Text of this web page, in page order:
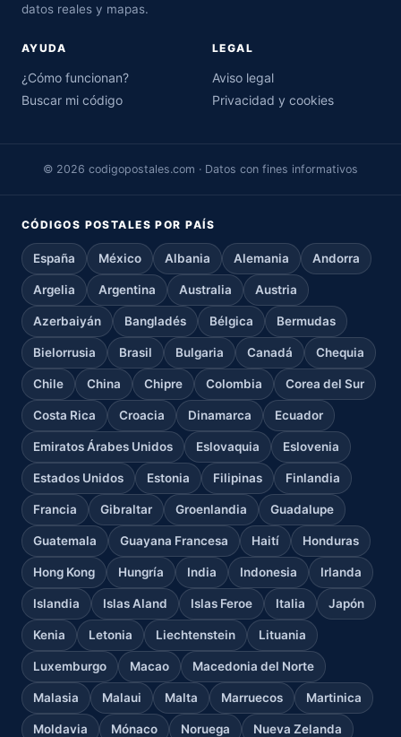
datos reales y mapas.
AYUDA
¿Cómo funcionan?
Buscar mi código
LEGAL
Aviso legal
Privacidad y cookies
© 2026 codigopostales.com · Datos con fines informativos
CÓDIGOS POSTALES POR PAÍS
España México Albania Alemania Andorra
Argelia Argentina Australia Austria
Azerbaiyán Bangladés Bélgica Bermudas
Bielorrusia Brasil Bulgaria Canadá Chequia
Chile China Chipre Colombia Corea del Sur
Costa Rica Croacia Dinamarca Ecuador
Emiratos Árabes Unidos Eslovaquia Eslovenia
Estados Unidos Estonia Filipinas Finlandia
Francia Gibraltar Groenlandia Guadalupe
Guatemala Guayana Francesa Haití Honduras
Hong Kong Hungría India Indonesia Irlanda
Islandia Islas Aland Islas Feroe Italia Japón
Kenia Letonia Liechtenstein Lituania
Luxemburgo Macao Macedonia del Norte
Malasia Malaui Malta Marruecos Martinica
Moldavia Mónaco Noruega Nueva Zelanda